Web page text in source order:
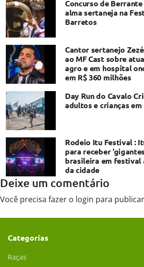
Concurso de
alma sertaneja na
Barretos
Cantor sertanejo
ao MF Cast sobre
agro e em hospital
em R$ 360 milhões
Day Run do Cavalo
adultos e crianças
Rodeio Itu Festival :
para receber
brasileira em festival
da cidade
Deixe um comentário
Você precisa fazer o login para
Categorias
Raças